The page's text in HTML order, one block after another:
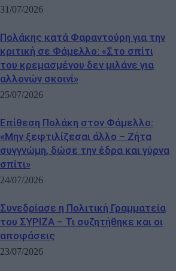
31/07/2026
Πολάκης κατά Φαραντούρη για την
κριτική σε Φάμελλο: «Στο σπίτι
του κρεμασμένου δεν μιλάνε για
αλλονών σκοινί»
25/07/2026
Επίθεση Πολάκη στον Φάμελλο:
«Μην ξεφτιλίζεσαι άλλο – Ζήτα
συγγνώμη, δώσε την έδρα και γύρνα
σπίτι»
24/07/2026
Συνεδρίασε η Πολιτική Γραμματεία
του ΣΥΡΙΖΑ – Τι συζητήθηκε και οι
αποφάσεις
23/07/2026